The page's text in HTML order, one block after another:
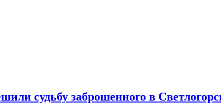
судьбу заброшенного в